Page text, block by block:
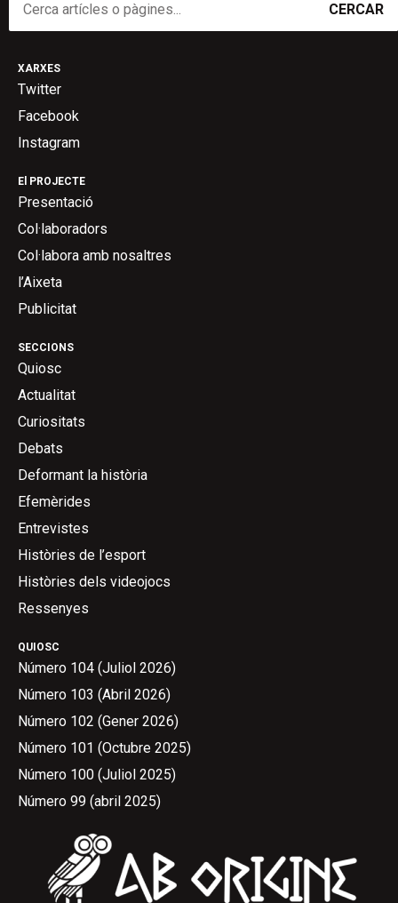
CERCAR
QUIOSC
Número 104 (Juliol 2026)
Número 103 (Abril 2026)
Número 102 (Gener 2026)
Número 101 (Octubre 2025)
Número 100 (Juliol 2025)
Número 99 (abril 2025)
SECCIONS
Quiosc
Actualitat
Curiositats
Debats
Deformant la història
Efemèrides
Entrevistes
Històries de l’esport
Històries dels videojocs
Ressenyes
El PROJECTE
Presentació
Col·laboradors
Col·labora amb nosaltres
l’Aixeta
Publicitat
XARXES
Twitter
Facebook
Instagram